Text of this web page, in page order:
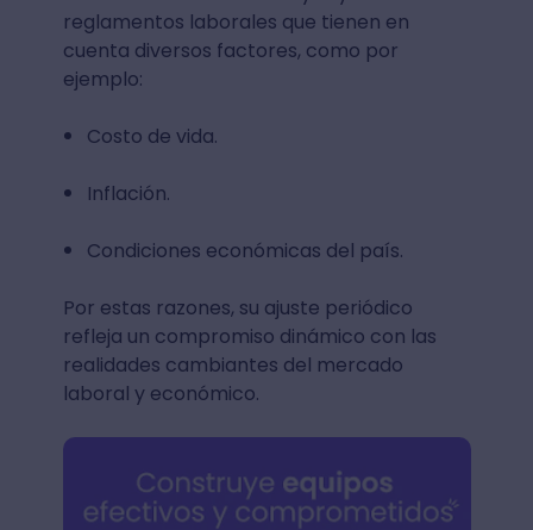
reglamentos laborales que tienen en
cuenta diversos factores, como por
ejemplo:
Costo de vida.
Inflación.
Condiciones económicas del país.
Por estas razones, su ajuste periódico
refleja un compromiso dinámico con las
realidades cambiantes del mercado
laboral y económico.